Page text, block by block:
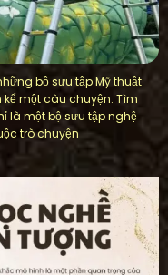
bộ sưu tập Mỹ thuật
một câu chuyện. Tìm
là một bộ sưu tập nghệ
trò chuyện